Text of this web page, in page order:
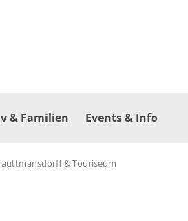
& Familien Events & Info
& Touriseum